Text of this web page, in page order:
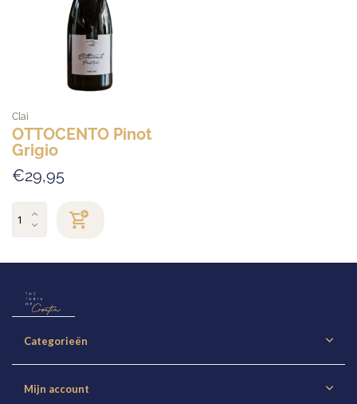
Clai
OTTOCENTO Pinot
Grigio
€29,95
Categorieën
Mijn account